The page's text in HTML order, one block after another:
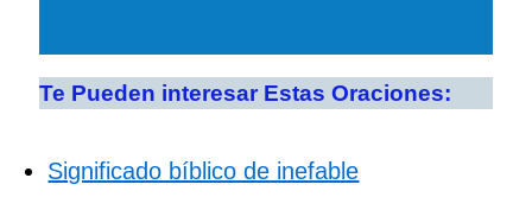
Te Pueden interesar Estas Oraciones:
Significado bíblico de inefable